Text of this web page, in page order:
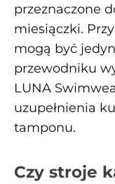
przeznaczone
miesiączki.
mogą być
przewodniku
LUNA
uzupełnienia
tamponu.
Czy stroje